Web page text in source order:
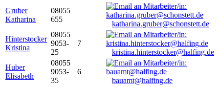
Gruber
Katharina
08055
655
katharina.gruber@schonstett.de
Hinterstocker
Kristina
08055
9053-
25
7
kristina.hinterstocker@halfing.de
Huber
Elisabeth
08055
9053-
35
6
bauamt@halfing.de